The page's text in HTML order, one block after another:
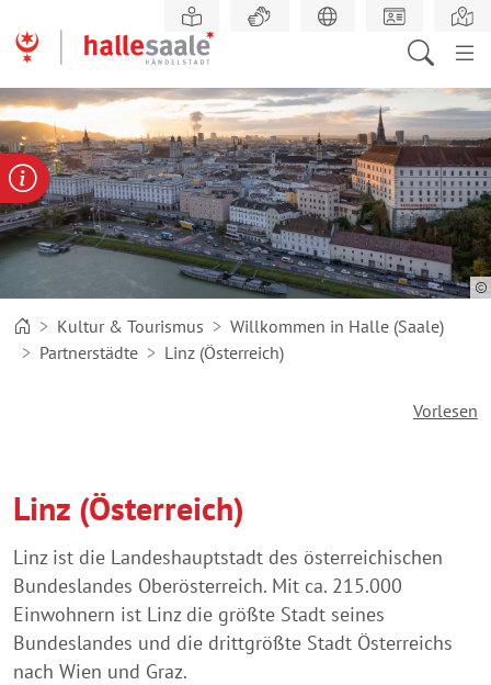
Hauptinhalt
springen
Behördennummer
Kultur & Tourismus
Willkommen in Halle (Saale)
Partnerstädte
Linz (Österreich)
Vorlesen
Linz (Österreich)
Linz ist die Landeshauptstadt des österreichischen
Bundeslandes Oberösterreich. Mit ca. 215.000
Einwohnern ist Linz die größte Stadt seines
Bundeslandes und die drittgrößte Stadt Österreichs
nach Wien und Graz.